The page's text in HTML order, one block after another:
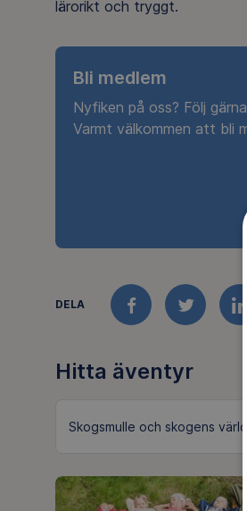
lärorikt och tryggt.
Bli medlem
Nyfiken på oss? Följ
Varmt välkommen att bli
DELA
FACEBOOK
Hitta äventyr
Skogsmulle och skogens värld